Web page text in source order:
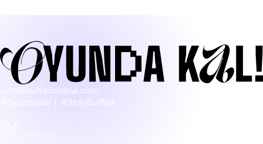
info@buffedonline.com
#OyundaKal | #StayBuffed